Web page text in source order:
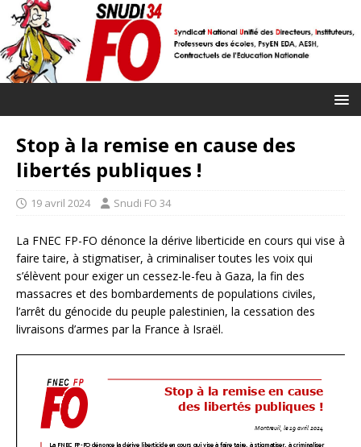
Stop à la remise en cause des
libertés publiques !
19 avril 2024 Snudi FO 34
La FNEC FP-FO dénonce la dérive liberticide en cours qui vise à
faire taire, à stigmatiser, à criminaliser toutes les voix qui
s’élèvent pour exiger un cessez-le-feu à Gaza, la fin des
massacres et des bombardements de populations civiles,
l’arrêt du génocide du peuple palestinien, la cessation des
livraisons d’armes par la France à Israël.